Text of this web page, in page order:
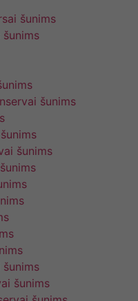
šunims
šunims
šunims
šunims